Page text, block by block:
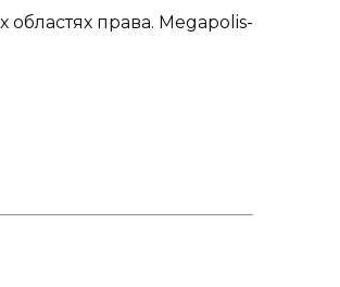
права. Megapolis-